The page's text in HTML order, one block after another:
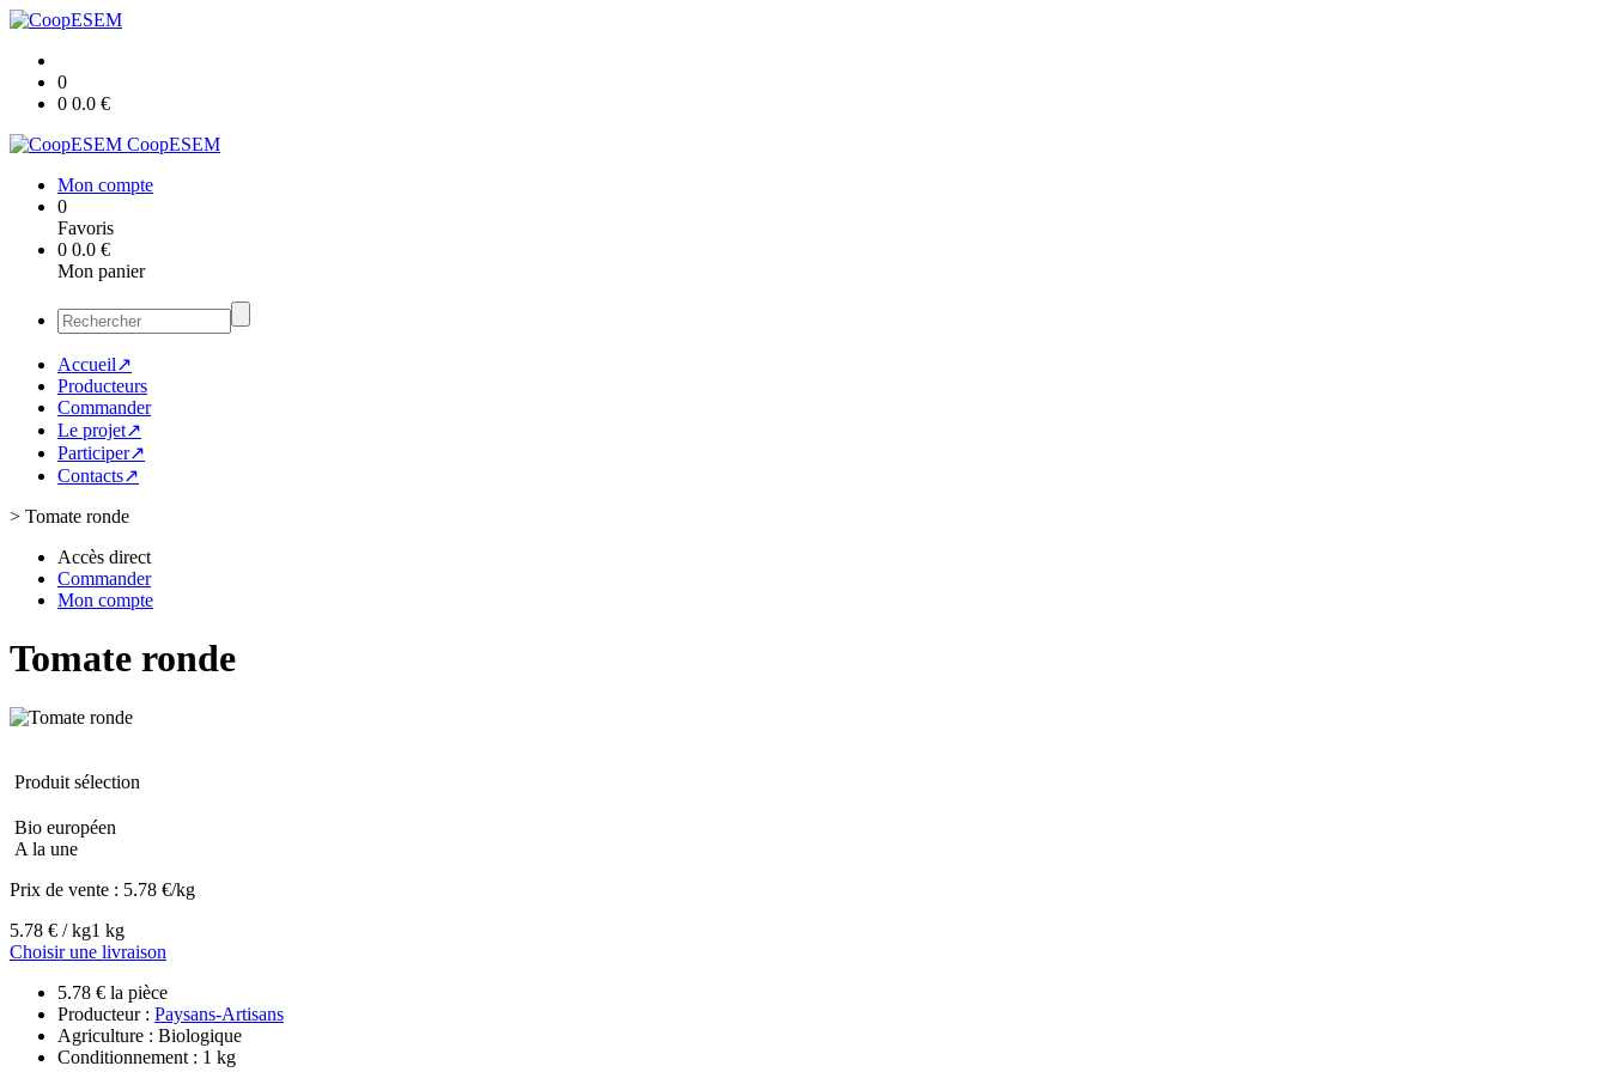
0
0 0.0 €
CoopESEM
Mon compte
0
Favoris
0 0.0 €
Mon panier
Accueil↗
Producteurs
Commander
Le projet↗
Participer↗
Contacts↗
> Tomate ronde
Accès direct
Commander
Mon compte
Tomate ronde
Produit sélection
Bio européen
A la une
Prix de vente : 5.78 €/kg
5.78 € / kg1 kg
Choisir une livraison
5.78 € la pièce
Producteur : Paysans-Artisans
Agriculture : Biologique
Conditionnement : 1 kg